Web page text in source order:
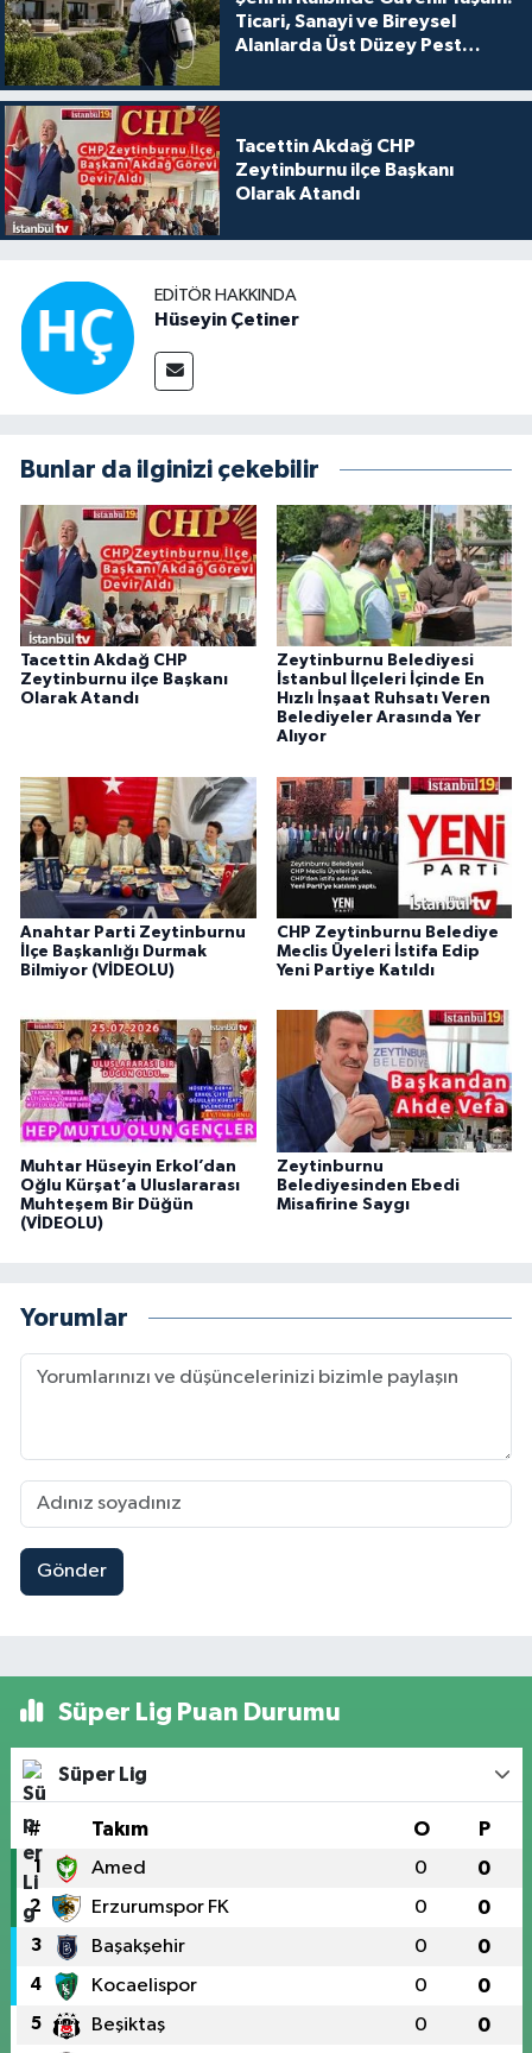
Ticari, Sanayi ve Bireysel
Alanlarda Üst Düzey Pest
Tacettin Akdağ CHP
Zeytinburnu ilçe Başkanı
Olarak Atandı
EDITÖR HAKKINDA
Hüseyin Çetiner
Bunlar da ilginizi çekebilir
Tacettin Akdağ CHP
Zeytinburnu ilçe Başkanı
Olarak Atandı
Zeytinburnu Belediyesi
İstanbul İlçeleri İçinde En
Hızlı İnşaat Ruhsatı Veren
Belediyeler Arasında Yer
Alıyor
Anahtar Parti Zeytinburnu
İlçe Başkanlığı Durmak
Bilmiyor (VİDEOLU)
CHP Zeytinburnu Belediye
Meclis Üyeleri İstifa Edip
Yeni Partiye Katıldı
Muhtar Hüseyin Erkol’dan
Oğlu Kürşat’a Uluslararası
Muhteşem Bir Düğün
(VİDEOLU)
Zeytinburnu
Belediyesinden Ebedi
Misafirine Saygı
Yorumlar
Gönder
Süper Lig Puan Durumu
Süper Lig
# Takım O P
1 Amed 0 0
2 Erzurumspor FK 0 0
3 Başakşehir 0 0
4 Kocaelispor 0 0
5 Beşiktaş 0 0